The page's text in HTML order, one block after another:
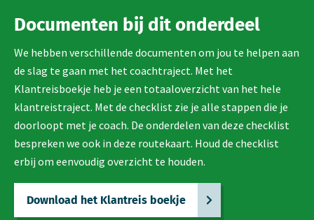
Documenten bij dit onderdeel
We hebben verschillende documenten om jou te helpen aan
de slag te gaan met het coachtraject. Met het
Klantreisboekje heb je een totaaloverzicht van het hele
klantreistraject. Met de checklist zie je alle stappen die je
doorloopt met je coach. De onderdelen van deze checklist
bespreken we ook in deze routekaart. Houd de checklist
erbij om eenvoudig overzicht te houden.
Download het Klantreis boekje